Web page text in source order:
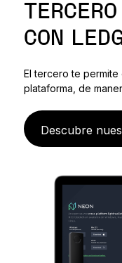
Ledger
Ledger
CON
El tercero te
plataforma, de
Descubre